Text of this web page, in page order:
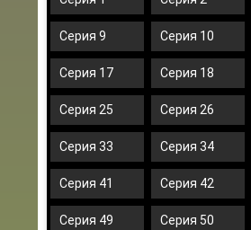
Серия 9 Серия 10
Серия 17 Серия 18
Серия 25 Серия 26
Серия 33 Серия 34
Серия 41 Серия 42
Серия 49 Серия 50